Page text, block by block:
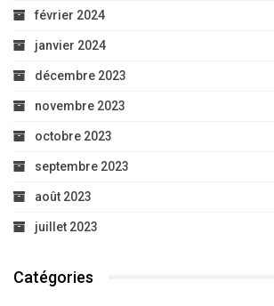
février 2024
janvier 2024
décembre 2023
novembre 2023
octobre 2023
septembre 2023
août 2023
juillet 2023
Catégories